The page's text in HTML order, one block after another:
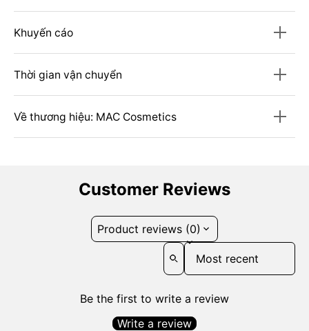
Khuyến cáo
Thời gian vận chuyển
Về thương hiệu: MAC Cosmetics
Customer Reviews
Product reviews (0)
Sort reviews by
Be the first to write a review
Write a review